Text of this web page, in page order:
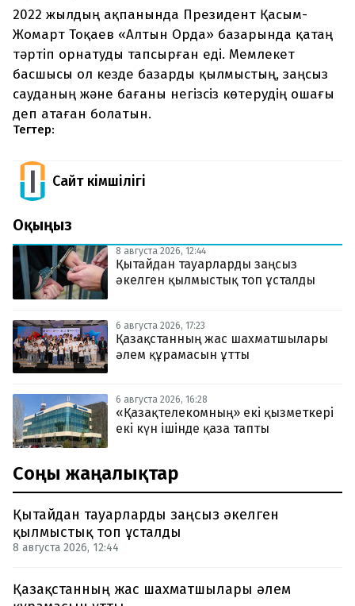
2022 жылдың ақпанында Президент Қасым-
Жомарт Тоқаев «Алтын Орда» базарында қатаң
тәртіп орнатуды тапсырған еді. Мемлекет
басшысы ол кезде базарды қылмыстың, заңсыз
сауданың және бағаны негізсіз көтерудің ошағы
деп атаған болатын.
Тегтер:
Сайт Әкімшілігі
Оқыңыз
8 августа 2026, 12:44
Қытайдан тауарларды заңсыз
әкелген қылмыстық топ ұсталды
6 августа 2026, 17:23
Қазақстанның жас шахматшылары
әлем құрамасын ұтты
6 августа 2026, 16:28
«Қазақтелекомның» екі қызметкері
екі күн ішінде қаза тапты
Соңғы жаңалықтар
Қытайдан тауарларды заңсыз әкелген
қылмыстық топ ұсталды
8 августа 2026, 12:44
Қазақстанның жас шахматшылары әлем